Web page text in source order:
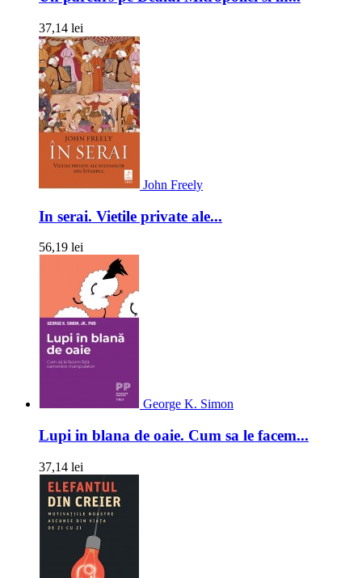
37,14 lei
John Freely
In serai. Vietile private ale...
56,19 lei
George K. Simon
Lupi in blana de oaie. Cum sa le facem...
37,14 lei